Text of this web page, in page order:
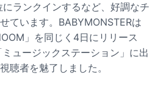
ランクインするなど、好調なチ
ています。BABYMONSTERは
」を同じく4日にリリース
ュージックステーション」に出
聴者を魅了しました。